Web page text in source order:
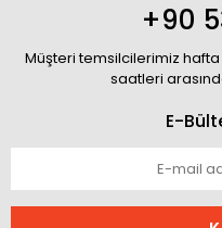
+90
Müşteri temsilcilerimiz hafta
saatleri
E-